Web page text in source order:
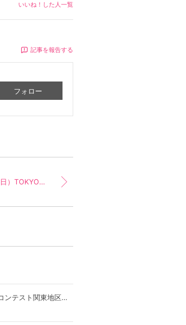
いいね！した人一覧
記事を報告する
フォロー
5月17日（日）TOKYO LADIES COLLECTION LIVE & RUNWAY
8月2日（日）第13回アイドルソロクイーンコンテスト関東地区予選①